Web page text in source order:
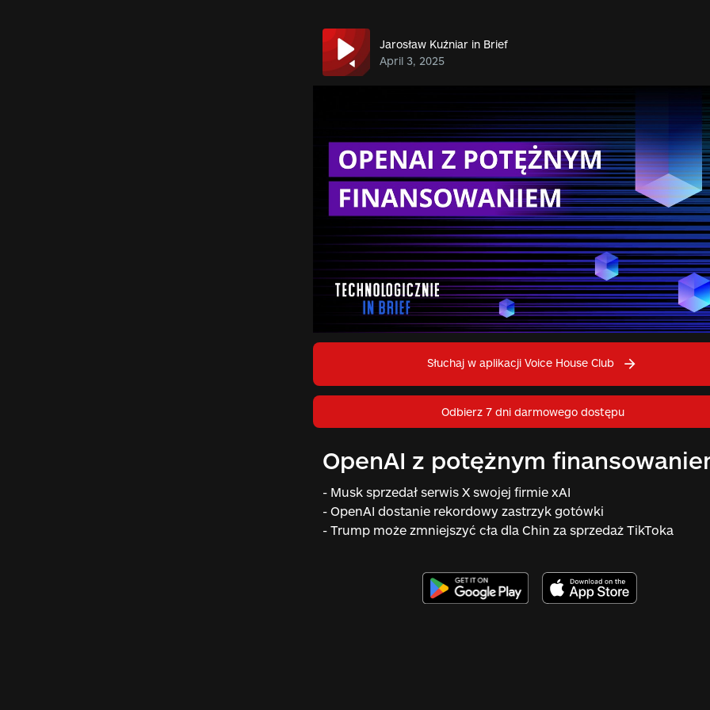
Jarosław Kuźniar in Brief
April 3, 2025
Słuchaj w aplikacji Voice House Club
Odbierz 7 dni darmowego dostępu
OpenAI z potężnym
- Musk sprzedał serwis X swojej firmie xAI
- OpenAI dostanie rekordowy zastrzyk gotówki
- Trump może zmniejszyć cła dla Chin za sprzedaż TikToka